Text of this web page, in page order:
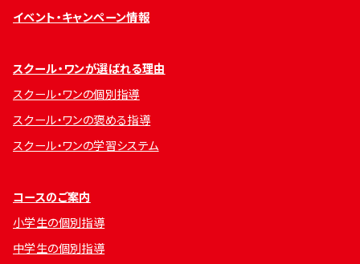
イベント・キャンペーン情報
スクール・ワンが選ばれる理由
スクール・ワンの個別指導
スクール・ワンの褒める指導
スクール・ワンの学習システム
コースのご案内
小学生の個別指導
中学生の個別指導